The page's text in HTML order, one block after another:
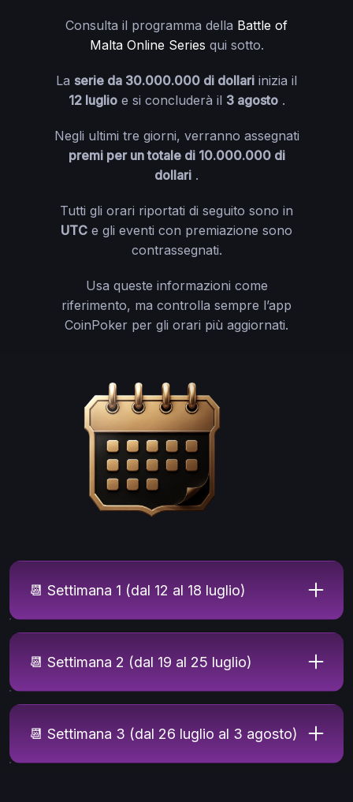
Consulta il programma della Battle of
Malta Online Series qui sotto.
La serie da 30.000.000 di dollari inizia il
12 luglioe si concluderà il 3 agosto.
Negli ultimi tre giorni, verranno assegnati
premi per un totale di 10.000.000 di
dollari .
Tutti gli orari riportati di seguito sono in
UTC e gli eventi con premiazione sono
contrassegnati.
Usa queste informazioni come
riferimento, ma controlla sempre l’app
CoinPoker per gli orari più aggiornati.
📆 Settimana 1 (dal 12 al 18 luglio)
📆 Settimana 2 (dal 19 al 25 luglio)
📆 Settimana 3 (dal 26 luglio al 3 agosto)